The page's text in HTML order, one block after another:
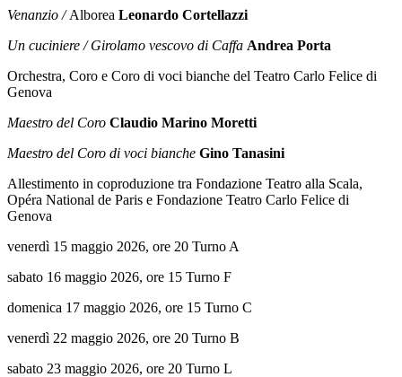
Venanzio /Alborea Leonardo Cortellazzi
Un cuciniere / Girolamo vescovo di Caffa Andrea Porta
Orchestra, Coro e Coro di voci bianche del Teatro Carlo Felice di
Genova
Maestro del Coro Claudio Marino Moretti
Maestro del Coro di voci bianche Gino Tanasini
Allestimento in coproduzione tra Fondazione Teatro alla Scala,
Opéra National de Paris e Fondazione Teatro Carlo Felice di
Genova
venerdì 15 maggio 2026, ore 20 Turno A
sabato 16 maggio 2026, ore 15 Turno F
domenica 17 maggio 2026, ore 15 Turno C
venerdì 22 maggio 2026, ore 20 Turno B
sabato 23 maggio 2026, ore 20 Turno L